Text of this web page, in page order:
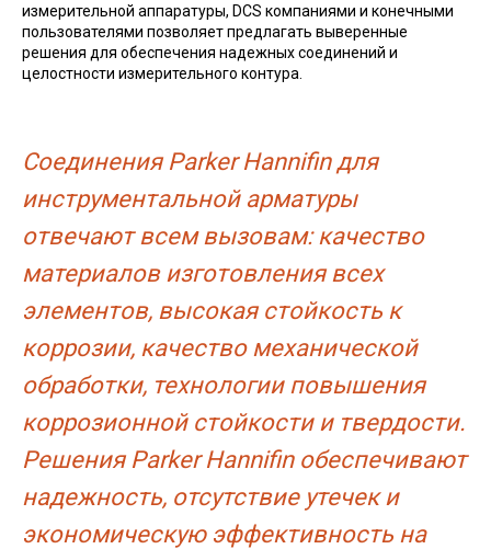
измерительной аппаратуры, DCS компаниями и конечными
пользователями позволяет предлагать выверенные
решения для обеспечения надежных соединений и
целостности измерительного контура.
Соединения Parker Hannifin для
инструментальной арматуры
отвечают всем вызовам: качество
материалов изготовления всех
элементов, высокая стойкость к
коррозии, качество механической
обработки, технологии повышения
коррозионной стойкости и твердости.
Решения Parker Hannifin обеспечивают
надежность, отсутствие утечек и
экономическую эффективность на